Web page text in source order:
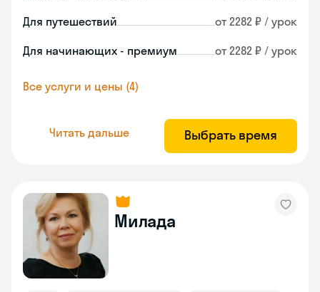
Для путешествий от 2282 ₽ / урок
Для начинающих - премиум от 2282 ₽ / урок
Все услуги и цены (4)
Читать дальше Выбрать время
Милада